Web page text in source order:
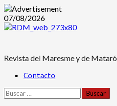
Saltar
al
07/08/2026
Revista del Maresme y de Mataró
Menú Contacto
Buscar: